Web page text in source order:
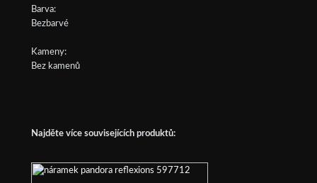
Barva:
Bezbarvé
Kameny:
Bez kamenů
Najděte více souvisejících produktů: